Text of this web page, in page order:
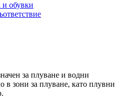
обувки
за плуване и водни
в зони за плуване, като плувни